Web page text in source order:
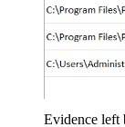
Evidence left